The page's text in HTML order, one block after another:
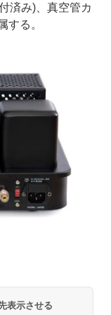
済み)、真空管カ
する。
表示させる